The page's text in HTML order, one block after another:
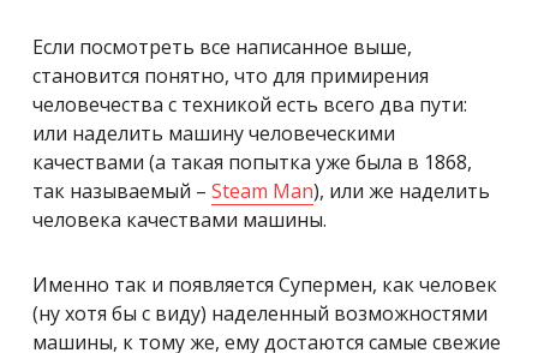
Если посмотреть все написанное выше,
становится понятно, что для примирения
человечества с техникой есть всего два пути:
или наделить машину человеческими
качествами (а такая попытка уже была в 1868,
так называемый – Steam Man), или же наделить
человека качествами машины.
Именно так и появляется Супермен, как человек
(ну хотя бы с виду) наделенный возможностями
машины, к тому же, ему достаются самые свежие